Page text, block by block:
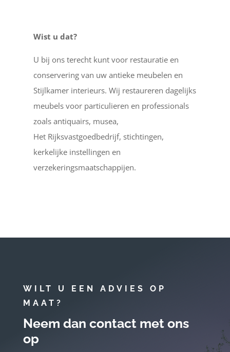
Wist u dat?
U bij ons terecht kunt voor restauratie en
conservering van uw antieke meubelen en
Stijlkamer interieurs. Wij restaureren dagelijks
meubels voor particulieren en professionals
zoals antiquairs, musea,
Het Rijksvastgoedbedrijf, stichtingen,
kerkelijke instellingen en
verzekeringsmaatschappijen.
WILT U EEN ADVIES OP
MAAT?
Neem dan contact met ons
op